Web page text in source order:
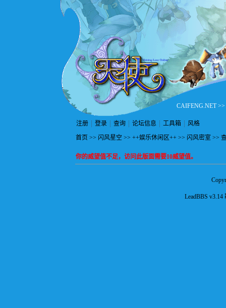
CAIFENG.NET>>
注册 登录 查询 论坛信息 工具箱
风格
首页 >> 闪风星空 >> ++娱乐休闲区++ >> 闪风密室 >>
你的威望值不足，访问此版面需要10威望值。
LeadBBS v3.14